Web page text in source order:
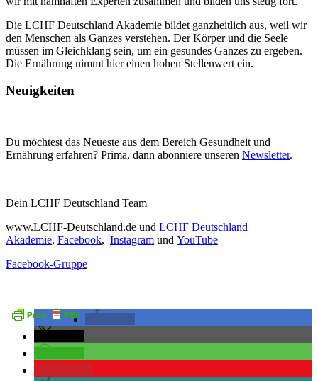
Die LCHF Deutschland Akademie bildet ganzheitlich aus, weil wir
den Menschen als Ganzes verstehen. Der Körper und die Seele
müssen im Gleichklang sein, um ein gesundes Ganzes zu ergeben.
Die Ernährung nimmt hier einen hohen Stellenwert ein.
Neuigkeiten
Du möchtest das Neueste aus dem Bereich Gesundheit und
Ernährung erfahren? Prima, dann abonniere unseren Newsletter.
Dein LCHF Deutschland Team
www.LCHF-Deutschland.de und LCHF Deutschland
Akademie, Facebook, Instagram und YouTube
Facebook-Gruppe